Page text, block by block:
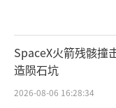
SpaceX火箭残骸撞
造陨石坑
2026-08-06 16:28:34